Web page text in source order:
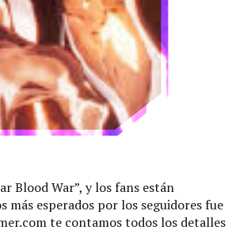
Blood War”, y los fans están
más esperados por los seguidores fue
te contamos todos los detalles